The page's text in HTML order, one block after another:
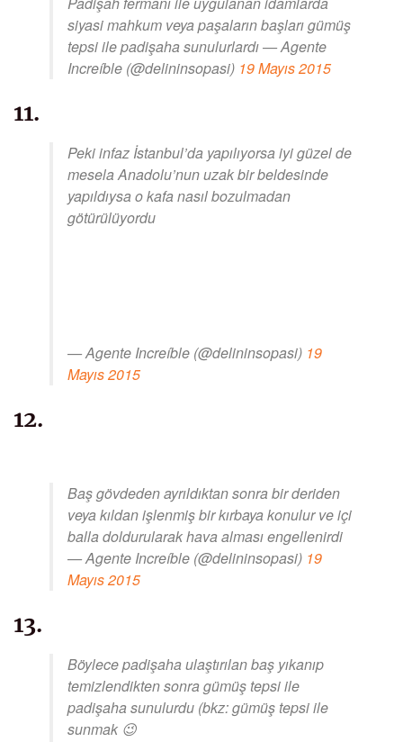
siyasi mahkum veya paşaların başları gümüş
tepsi ile padişaha sunulurlardı — Agente
Increíble (@delininsopasi) 19 Mayıs 2015
11.
Peki infaz İstanbul’da yapılıyorsa iyi güzel de
mesela Anadolu’nun uzak bir beldesinde
yapıldıysa o kafa nasıl bozulmadan
götürülüyordu
— Agente Increíble (@delininsopasi) 19
Mayıs 2015
12.
Baş gövdeden ayrıldıktan sonra bir deriden
veya kıldan işlenmiş bir kırbaya konulur ve içi
balla doldurularak hava alması engellenirdi
— Agente Increíble (@delininsopasi) 19
Mayıs 2015
13.
Böylece padişaha ulaştırılan baş yıkanıp
temizlendikten sonra gümüş tepsi ile
padişaha sunulurdu (bkz: gümüş tepsi ile
sunmak 😉